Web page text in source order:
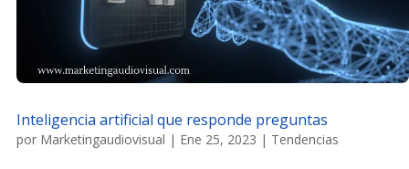
Inteligencia artificial que responde preguntas
por Marketingaudiovisual | Ene 25, 2023 | Tendencias